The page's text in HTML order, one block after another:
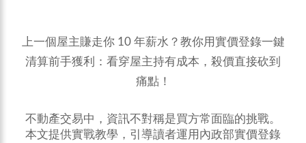
上一個屋主賺走你 10 年薪水？教你用實價登錄一鍵
清算前手獲利：看穿屋主持有成本，殺價直接砍到
痛點！
不動產交易中，資訊不對稱是買方常面臨的挑戰。
本文提供實戰教學，引導讀者運用內政部實價登錄